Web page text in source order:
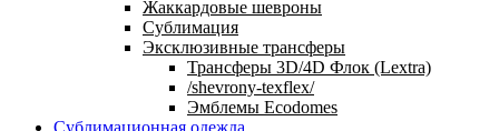
Жаккардовые шевроны
Сублимация
Эксклюзивные трансферы
Трансферы 3D/4D Флок (Lextra)
/shevrony-texflex/
Эмблемы Ecodomes
Сублимационная одежда